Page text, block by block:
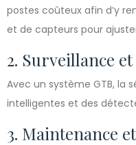
postes coûteux afin d’y
et de capteurs pour
2. Surveillance
Avec un système GTB, la
intelligentes et des
3. Maintenance